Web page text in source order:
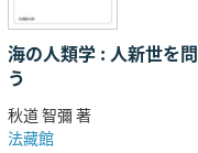
海の人類学 : 人新世を問
う
秋道 智彌 著
法藏館